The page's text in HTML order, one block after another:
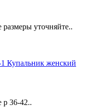
уточняйте..
р 36-42..